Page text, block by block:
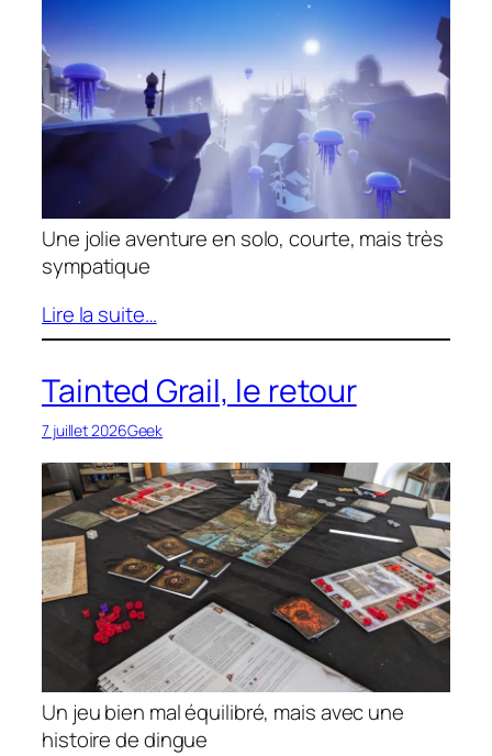
Une jolie aventure en solo, courte, mais très
sympatique
Lire la suite…
Tainted Grail, le retour
7 juillet 2026Geek
Un jeu bien mal équilibré, mais avec une
histoire de dingue